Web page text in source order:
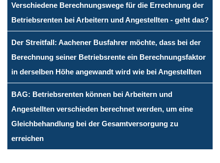
Verschiedene Berechnungswege für die Errechnung der
Betriebsrenten bei Arbeitern und Angestellten - geht das?
Der Streitfall: Aachener Busfahrer möchte, dass bei der
Berechnung seiner Betriebsrente ein Berechnungsfaktor
in derselben Höhe angewandt wird wie bei Angestellten
BAG: Betriebsrenten können bei Arbeitern und
Angestellten verschieden berechnet werden, um eine
Gleichbehandlung bei der Gesamtversorgung zu
erreichen